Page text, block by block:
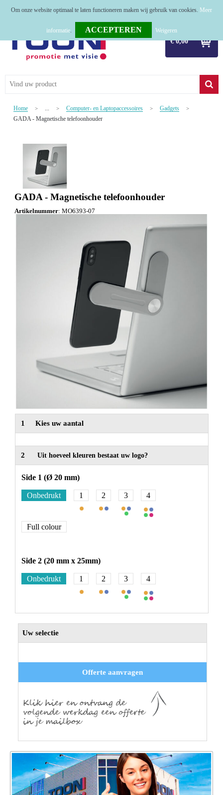
€ 0,00
Relatiegeschenken
Werkkleding
Kerstpakketten
Tastingpakketten
TOP 50
Home > ... > Computer- en Laptopaccessoires > Gadgets >
GADA - Magnetische telefoonhouder
GADA - Magnetische telefoonhouder
Artikelnummer: MO6393-07
1 Kies uw aantal
2 Uit hoeveel kleuren bestaat uw logo?
Side 1 (Ø 20 mm)
Onbedrukt 1 2 3 4
Full colour
Side 2 (20 mm x 25mm)
Onbedrukt 1 2 3 4
Uw selectie
Offerte aanvragen
Om onze website optimaal te laten functioneren maken wij gebruik van cookies. Meer
informatie. Weigeren